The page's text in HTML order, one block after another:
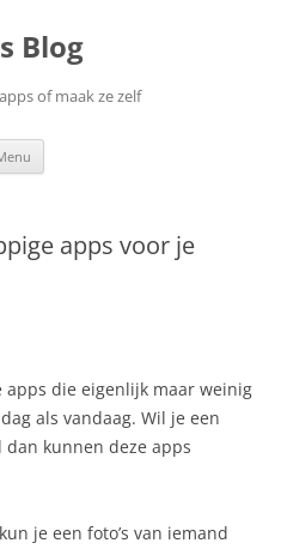
Blog
of maak ze zelf
apps voor je
apps die eigenlijk maar weinig
als vandaag. Wil je een
kunnen deze apps
je een foto’s van iemand